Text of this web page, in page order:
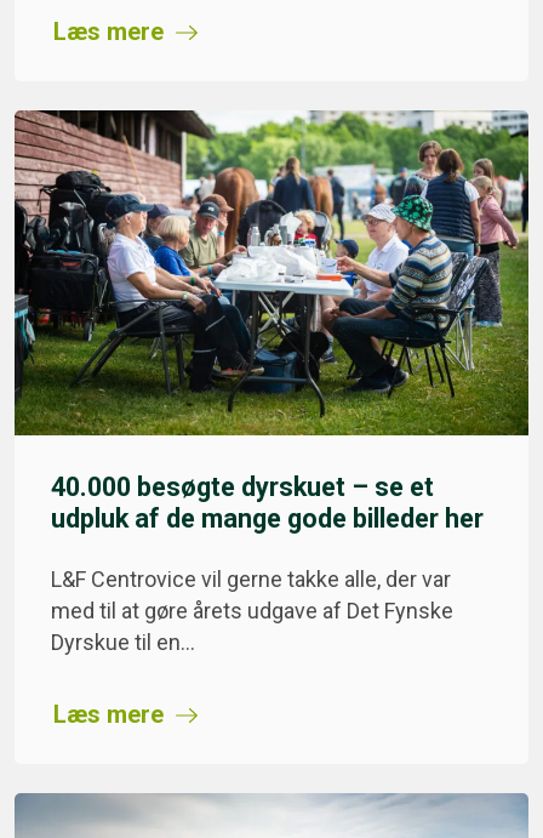
Læs mere
40.000 besøgte dyrskuet – se et
udpluk af de mange gode billeder her
L&F Centrovice vil gerne takke alle, der var
med til at gøre årets udgave af Det Fynske
Dyrskue til en…
Læs mere